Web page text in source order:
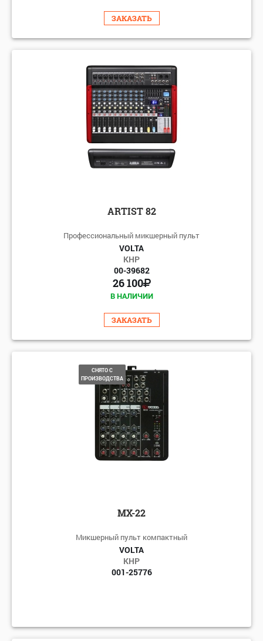
ЗАКАЗАТЬ
ARTIST 82
Профессиональный микшерный пульт
VOLTA
КНР
00-39682
26 100
В НАЛИЧИИ
ЗАКАЗАТЬ
СНЯТО С
ПРОИЗВОДСТВА
MX-22
Микшерный пульт компактный
VOLTA
КНР
001-25776